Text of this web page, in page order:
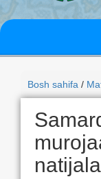
Bosh sahifa /